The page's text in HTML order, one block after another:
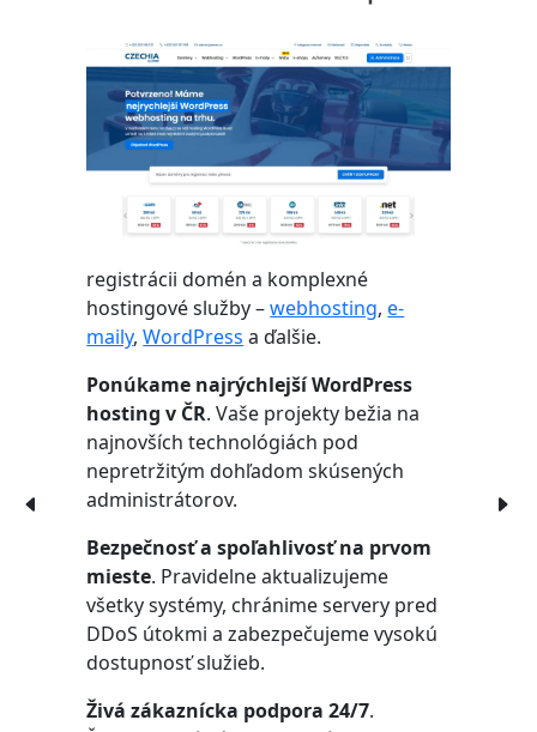
registrácii domén a komplexné
hostingové služby –webhosting,e-
maily,WordPress a ďalšie.
Ponúkame najrýchlejší WordPress
hosting v ČR. Vaše projekty bežia na
najnovších technológiách pod
nepretržitým dohľadom skúsených
administrátorov.
Bezpečnosť a spoľahlivosť na prvom
mieste. Pravidelne aktualizujeme
všetky systémy, chránime servery pred
DDoS útokmi a zabezpečujeme vysokú
dostupnosť služieb.
Živá zákaznícka podpora 24/7.